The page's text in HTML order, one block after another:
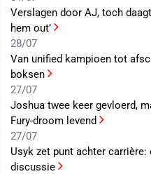
Verslagen door AJ, toch
hem out’
28/07
Van unified kampioen tot
boksen
27/07
Joshua twee keer gevloerd,
Fury-droom levend
27/07
Usyk zet punt achter
discussie